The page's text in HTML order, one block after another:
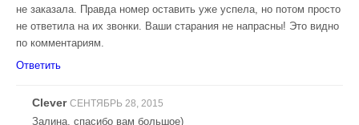
не заказала. Правда номер оставить уже успела, но потом просто
не ответила на их звонки. Ваши старания не напрасны! Это видно
по комментариям.
Ответить
Clever СЕНТЯБРЬ 28, 2015
Залина, спасибо вам большое)